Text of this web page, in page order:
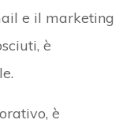
e il marketing
è
è